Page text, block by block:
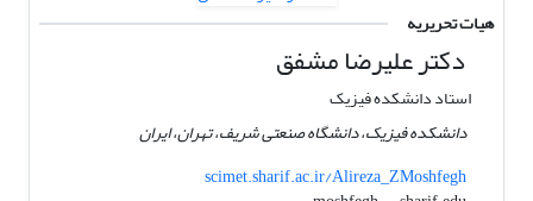
هیات تحریریه
دکتر علیرضا مشفق
استاد دانشکده فیزیک
دانشکده فیزیک، دانشگاه صنعتی شریف، تهران، ایران
scimet.sharif.ac.ir/Alireza_ZMoshfegh